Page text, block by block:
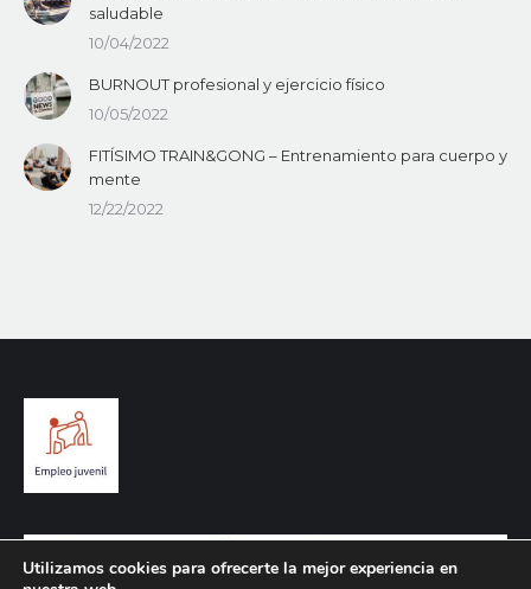
saludable
10/04/2022
BURNOUT profesional y ejercicio físico
10/05/2022
FITÍSIMO TRAIN&GONG – Entrenamiento para cuerpo y
mente
12/22/2022
Utilizamos cookies para ofrecerte la mejor experiencia en